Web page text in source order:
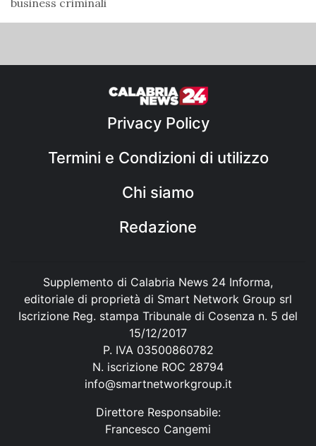
Privacy Policy
Termini e Condizioni di utilizzo
Chi siamo
Redazione
Supplemento di Calabria News 24 Informa,
editoriale di proprietà di Smart Network Group srl
Iscrizione Reg. stampa Tribunale di Cosenza n. 5 del
15/12/2017
P. IVA 03500860782
N. iscrizione ROC 28794
info@smartnetworkgroup.it
Direttore Responsabile:
Francesco Cangemi